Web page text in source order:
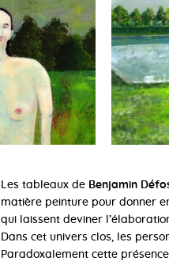
Les tableaux de Benjamin
matière peinture pour donner
qui laissent deviner
Dans cet univers clos, les
Paradoxalement cette